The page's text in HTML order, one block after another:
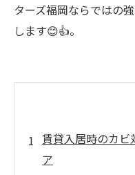
ターズ福岡ならではの
します😊👍。
賃貸入居時のカビ
ア